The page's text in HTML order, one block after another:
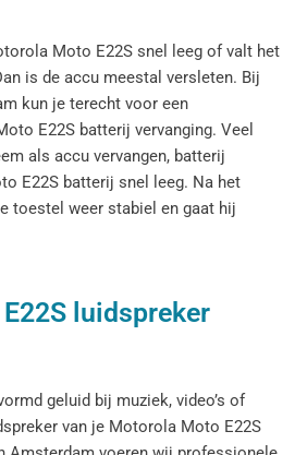
Moto E22S snel leeg of valt het
is de accu meestal versleten. Bij
kun je terecht voor een
E22S batterij vervanging. Veel
als accu vervangen, batterij
E22S batterij snel leeg. Na het
toestel weer stabiel en gaat hij
luidspreker
geluid bij muziek, video’s of
van je Motorola Moto E22S